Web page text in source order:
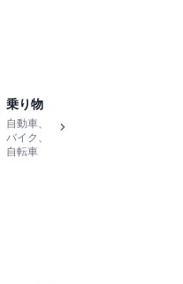
乗り物
自動車、
バイク、
自転車